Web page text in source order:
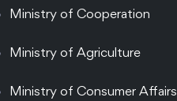
Ministry of Cooperation
Ministry of Agriculture
Ministry of Consumer Affairs